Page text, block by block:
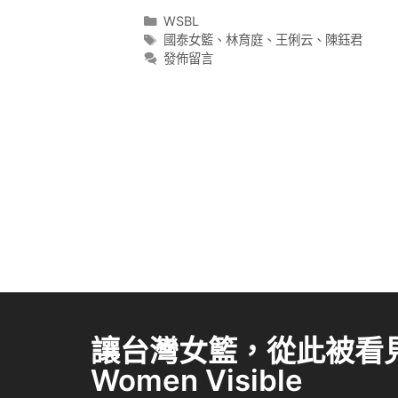
WSBL
國泰女籃、 林育庭、 王俐云、 陳鈺君
發佈留言
讓台灣女籃，從此被
Women Visible